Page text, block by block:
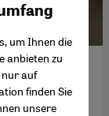
Alambeigi;
um Ihnen die
anbieten zu
auf
finden Sie
unsere